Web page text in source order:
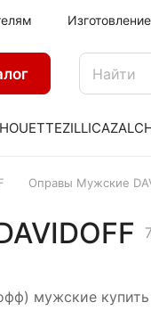
ZILLICAZAL
Оправы Мужские
мужские